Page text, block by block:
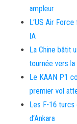
ampleur
L’US Air
IA
La Chine bâtit
tournée vers
Le KAAN P1
premier vol
Les F-16 turcs
d’Ankara